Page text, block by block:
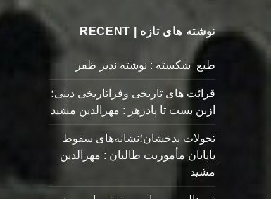
نوشته های تازه | RECENT
طبع شکسته : نوشته نذیر ظفر
قرائت های تاریخی وفراتاریخی دینی؛
ازبن بست تا پادزهر : مهرالدین مشید
تحولات بدخشان؛نشانه‌های سقوط
یاپایان مأموریت طالبان : مهرالدین
مشید